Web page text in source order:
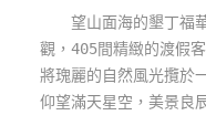
玩
樂
地
望山面海的墾丁福華
觀，405間精緻的渡假客
將瑰麗的自然風光攬於
仰望滿天星空，美景良